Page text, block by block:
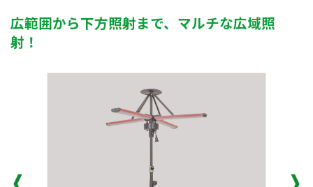
広範囲から下方照射まで、マルチな広域照
射！